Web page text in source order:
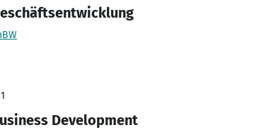
Development